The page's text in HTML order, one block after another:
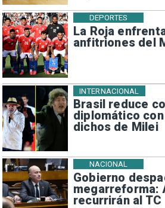
La Roja
anfitriones del
DEPORTES
Brasil reduce
diplomático
dichos de Milei
INTERNACIONAL
Gobierno
megarreforma:
recurrirán al TC
NACIONAL